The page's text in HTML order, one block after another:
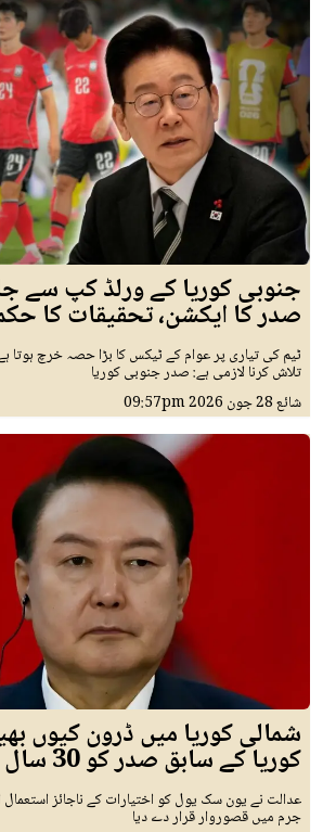
جنوبی کوریا کے ورلڈ کپ سے
صدر کا ایکشن، تحقیقات کا
ٹیم کی تیاری پر عوام کے ٹیکس کا بڑا حصہ خرچ ہوتا
تلاش کرنا لازمی ہے: صدر جنوبی کوریا
شائع28 جون 2026 09:57pm
شمالی کوریا میں ڈرون کیوں
کوریا کے سابق صدر کو 30 سال قید کی سزا
عدالت نے یون سک یول کو اختیارات کے ناجائز
جرم میں قصوروار قرار دے دیا